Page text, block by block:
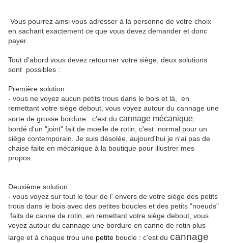
Vous pourrez ainsi vous adresser à la personne de votre choix
en sachant exactement ce que vous devez demander et donc
payer.
Tout d'abord vous devez retourner votre siège, deux solutions
sont possibles :
Première solution :
- vous ne voyez aucun petits trous dans le bois et là, en
remettant votre siège debout, vous voyez autour du cannage une
sorte de grosse bordure : c'est du cannage mécanique
bordé d'un "joint" fait de moelle de rotin, c'est normal pour un
siège contemporain. Je suis désolée, aujourd'hui je n'ai pas de
chaise faite en mécanique à la boutique pour illustrer mes
propos.
Deuxième solution :
- vous voyez sur tout le tour de l' envers de votre siège des petits
trous dans le bois avec des petites boucles et des petits "noeuds"
faits de canne de rotin, en remettant votre siège debout, vous
voyez autour du cannage une bordure en canne de rotin plus
large et à chaque trou une petite boucle : c'est du cannage